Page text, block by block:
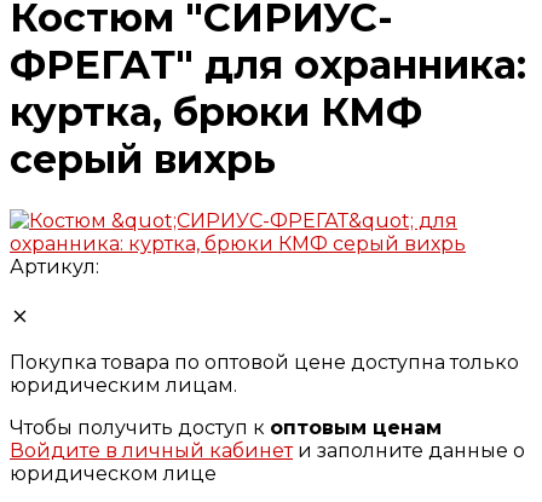
Костюм "СИРИУС-
ФРЕГАТ" для охранника:
куртка, брюки КМФ
серый вихрь
Артикул:
Покупка товара по оптовой цене доступна только
юридическим лицам.
Чтобы получить доступ к оптовым ценам
Войдите в личный кабинети заполните данные о
юридическом лице